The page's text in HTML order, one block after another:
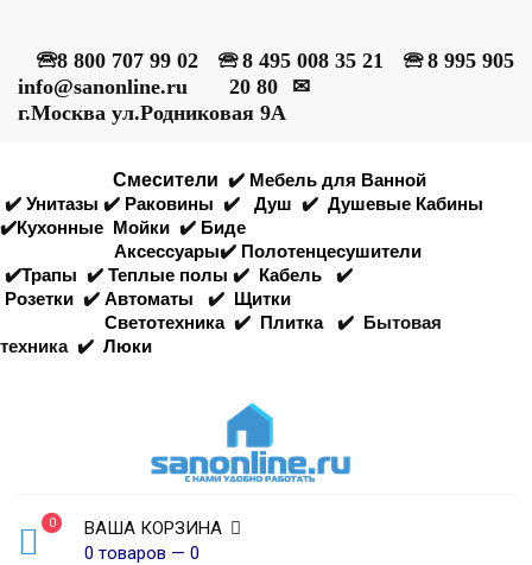
🕾8 800 707 99 02 🕾 8 495 008 35 21 🕾 8 995 905
20 80
✉
info@sanonline.ru
г.Москва ул.Родниковая 9А
Смесители ✔️ Мебель для Ванной
✔️ Унитазы ✔️ Раковины ✔️ Душ ✔️ Душевые Кабины
✔️Кухонные Мойки ✔️ Биде
Аксессуары✔️ Полотенцесушители
✔️Трапы ✔️ Теплые полы ✔️ Кабель
✔️
Розетки ✔️ Автоматы ✔️ Щитки
Светотехника ✔️ Плитка ✔️ Бытовая
техника ✔️ Люки
0
ВАША КОРЗИНА
0 товаров — 0